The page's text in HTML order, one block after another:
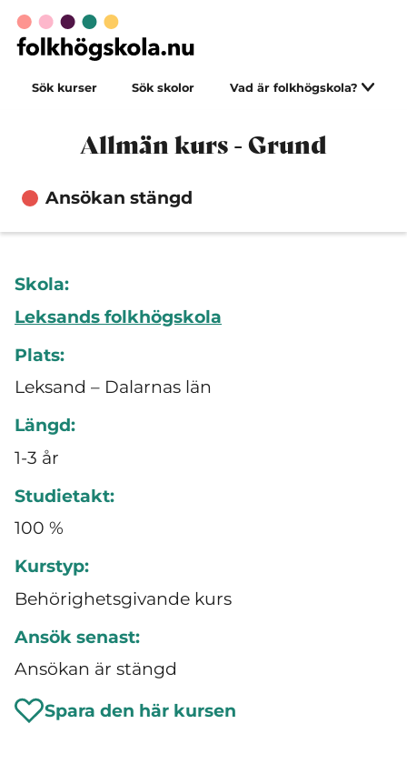
Sök kurser Sök skolor Vad är folkhögskola?
Allmän kurs - Grund
Ansökan stängd
Skola:
Leksands folkhögskola
Plats:
Leksand – Dalarnas län
Längd:
1-3 år
Studietakt:
100 %
Kurstyp:
Behörighetsgivande kurs
Ansök senast:
Ansökan är stängd
Spara den här kursen